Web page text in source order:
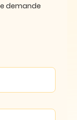
demande